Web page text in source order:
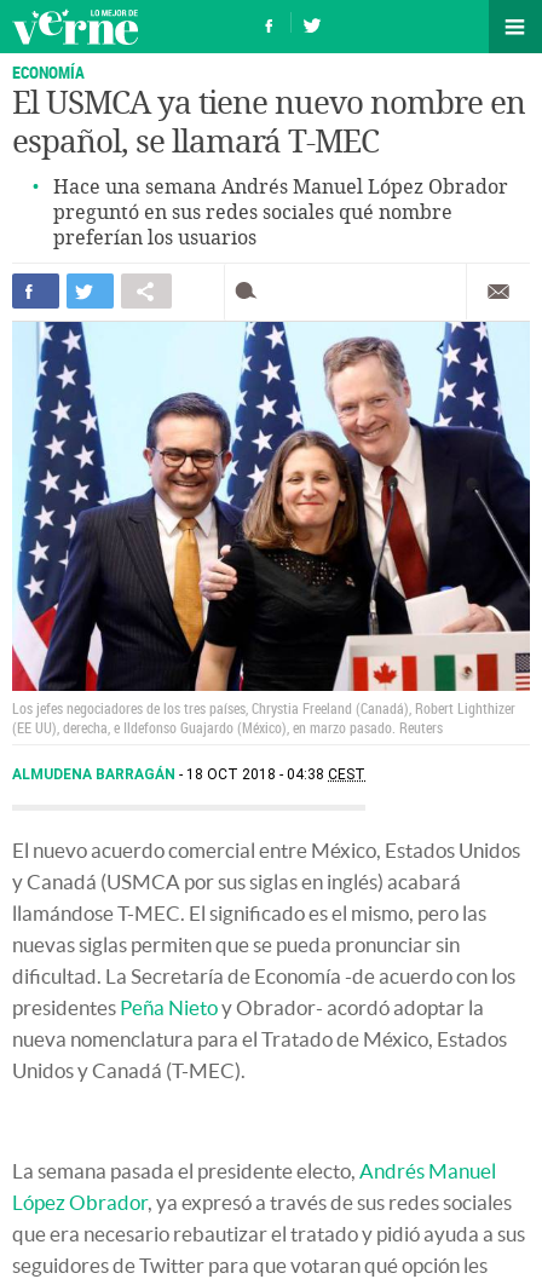
ECONOMÍA
El USMCA ya tiene nuevo nombre en
español, se llamará T-MEC
Hace una semana Andrés Manuel López Obrador
preguntó en sus redes sociales qué nombre
preferían los usuarios
Los jefes negociadores de los tres países, Chrystia Freeland (Canadá), Robert Lighthizer
(EE UU), derecha, e Ildefonso Guajardo (México), en marzo pasado. Reuters
ALMUDENA BARRAGÁN 18 OCT 2018 - 04:38 CEST
El nuevo acuerdo comercial entre México, Estados Unidos
y Canadá (USMCA por sus siglas en inglés) acabará
llamándose T-MEC. El significado es el mismo, pero las
nuevas siglas permiten que se pueda pronunciar sin
dificultad. La Secretaría de Economía -de acuerdo con los
presidentes Peña Nietoy Obrador- acordó adoptar la
nueva nomenclatura para el Tratado de México, Estados
Unidos y Canadá (T-MEC).
La semana pasada el presidente electo, Andrés Manuel
López Obrador, ya expresó a través de sus redes sociales
que era necesario rebautizar el tratado y pidió ayuda a sus
seguidores de Twitter para que votaran qué opción les